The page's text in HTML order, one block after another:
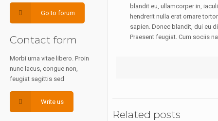
blandit eu, ullamcorper in,
hendrerit nulla erat ornare
sapien. Donec blandit, dui eu
Praesent feugiat. Cum sociis
Related posts
Go to forum
Contact form
Morbi urna vitae libero. Proin
nunc lacus, congue non,
feugiat sagittis sed
Write us